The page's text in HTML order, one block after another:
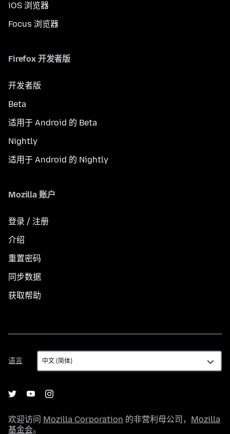
iOS 浏览器
Focus 浏览器
Firefox 开发者版
开发者版
Beta
适用于 Android 的 Beta
Nightly
适用于 Android 的 Nightly
Mozilla 账户
登录 / 注册
介绍
重置密码
同步数据
获取帮助
语言
语
言
欢迎访问 Mozilla Corporation 的非营利母公司， Mozilla
基金会。